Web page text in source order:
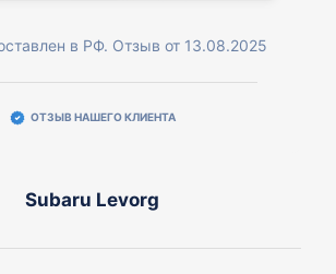
в РФ. Отзыв от 13.08.2025
ОТЗЫВ НАШЕГО КЛИЕНТА
Subaru Levorg